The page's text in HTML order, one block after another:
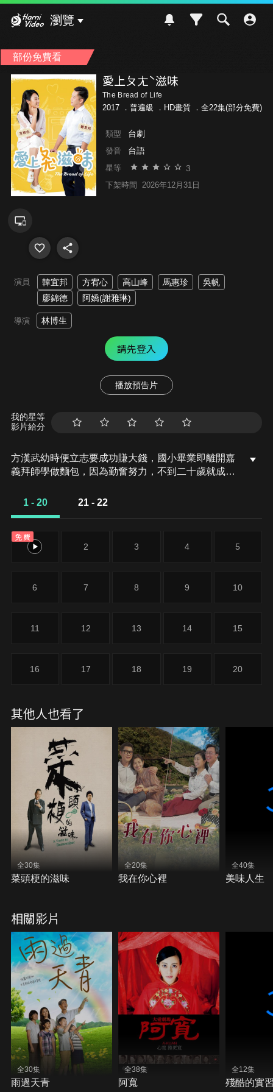
瀏覽
部份免費看
愛上ㄆㄤˋ滋味
The Bread of Life
2017 ． 普遍級 ．HD畫質 ．全22集(部分免費)
類型 台劇
發音 台語
星等 3
下架時間 2026年12月31日
演員 韓宜邦 方宥心 高山峰 馬惠珍
吳帆
廖錦德
阿嬌(謝雅琳)
導演 林博生
請先登入
播放預告片
我的星等
影片給分
方漢武幼時便立志要成功賺大錢，國小畢業即離開嘉
義拜師學做麵包，因為勤奮努力，不到二十歲就成為
工作。漢武勤奮研究新產品，對於技術也不藏私，全
才華和好學態度印象深刻。
1 - 20 21 - 22
免費
1 2 3 4 5
6 7 8 9 10
11 12 13 14 15
16 17 18 19 20
其他人也看了
全30集
菜頭梗的滋味
全20集
我在你心裡
全40集
美味人生
相關影片
全30集
雨過天青
全38集
阿寬
全12集
殘酷的實